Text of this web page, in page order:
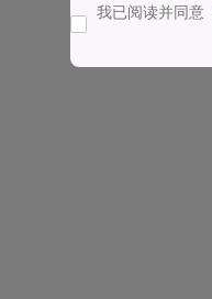
我已阅读并同意